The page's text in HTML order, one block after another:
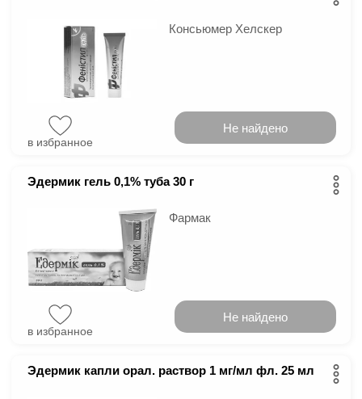
Консьюмер Хелскер
в избранное
Не найдено
Эдермик гель 0,1% туба 30 г
Фармак
в избранное
Не найдено
Эдермик капли орал. раствор 1 мг/мл фл. 25 мл